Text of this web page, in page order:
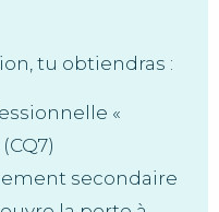
tu obtiendras :
«
secondaire